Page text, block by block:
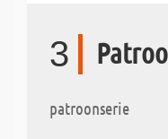
3
patroonserie